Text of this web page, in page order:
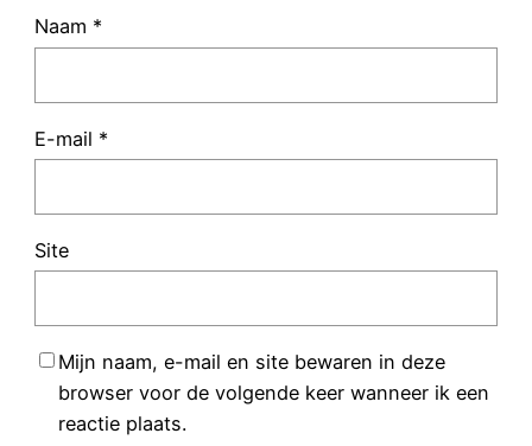
Naam *
E-mail *
Site
Mijn naam, e-mail en site bewaren in deze
browser voor de volgende keer wanneer ik een
reactie plaats.